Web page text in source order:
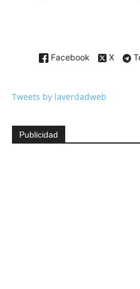
Facebook X
Tweets by laverdadweb
Publicidad